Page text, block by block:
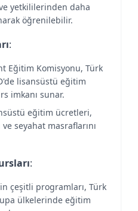
yetkililerinden daha
öğrenilebilir.
:
Eğitim Komisyonu, Türk
lisansüstü eğitim
imkanı sunar.
eğitim ücretleri,
seyahat masraflarını
:
çeşitli programları, Türk
ülkelerinde eğitim